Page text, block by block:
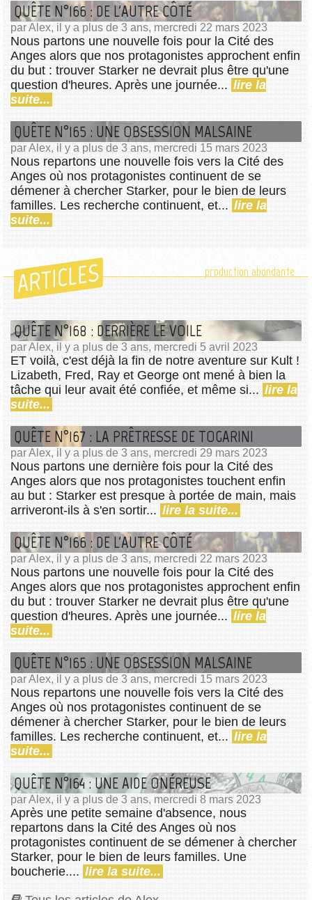
QUÊTE N°166 : DE L'AUTRE CÔTÉ
par Alex, il y a plus de 3 ans, mercredi 22 mars 2023
Nous partons une nouvelle fois pour la Cité des
Anges alors que nos protagonistes approchent enfin
du but : trouver Starker ne devrait plus être qu'une
question d'heures. Après une journée... lire la
suite...
QUÊTE N°165 : UNE OBSESSION MALSAINE
par Alex, il y a plus de 3 ans, mercredi 15 mars 2023
Nous repartons une nouvelle fois vers la Cité des
Anges où nos protagonistes continuent de se
démener à chercher Starker, pour le bien de leurs
familles. Les recherche continuent, et... lire la
suite...
ARTICLES production abondante
QUÊTE N°168 : DERRIÈRE LE VOILE
par Alex, il y a plus de 3 ans, mercredi 5 avril 2023
ET voilà, c'est déjà la fin de notre aventure sur Kult !
Lizabeth, Fred, Ray et George ont mené à bien la
tâche qui leur avait été confiée, et même si... lire la
suite...
QUÊTE N°167 : LA PRÊTRESSE DE TOGARINI
par Alex, il y a plus de 3 ans, mercredi 29 mars 2023
Nous partons une dernière fois pour la Cité des
Anges alors que nos protagonistes touchent enfin
au but : Starker est presque à portée de main, mais
arriveront-ils à s'en sortir... lire la suite...
QUÊTE N°166 : DE L'AUTRE CÔTÉ
par Alex, il y a plus de 3 ans, mercredi 22 mars 2023
Nous partons une nouvelle fois pour la Cité des
Anges alors que nos protagonistes approchent enfin
du but : trouver Starker ne devrait plus être qu'une
question d'heures. Après une journée... lire la
suite...
QUÊTE N°165 : UNE OBSESSION MALSAINE
par Alex, il y a plus de 3 ans, mercredi 15 mars 2023
Nous repartons une nouvelle fois vers la Cité des
Anges où nos protagonistes continuent de se
démener à chercher Starker, pour le bien de leurs
familles. Les recherche continuent, et... lire la
suite...
QUÊTE N°164 : UNE AIDE ONÉREUSE
par Alex, il y a plus de 3 ans, mercredi 8 mars 2023
Après une petite semaine d'absence, nous
repartons dans la Cité des Anges où nos
protagonistes continuent de se démener à chercher
Starker, pour le bien de leurs familles. Une
boucherie.... lire la suite...